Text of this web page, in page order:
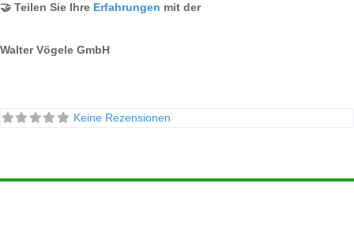
🤝 Teilen Sie Ihre Erfahrungen mit der
Walter Vögele GmbH
Keine Rezensionen